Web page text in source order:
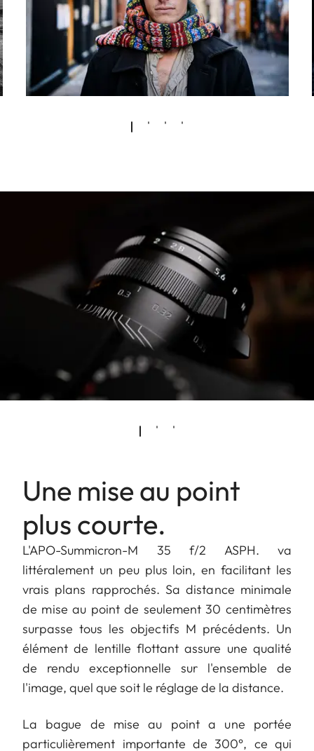
Une mise au point
plus courte.
L'APO-Summicron-M 35 f/2 ASPH. va
littéralement un peu plus loin, en facilitant les
vrais plans rapprochés. Sa distance minimale
de mise au point de seulement 30 centimètres
surpasse tous les objectifs M précédents. Un
élément de lentille flottant assure une qualité
de rendu exceptionnelle sur l'ensemble de
l'image, quel que soit le réglage de la distance.
La bague de mise au point a une portée
particulièrement importante de 300°, ce qui